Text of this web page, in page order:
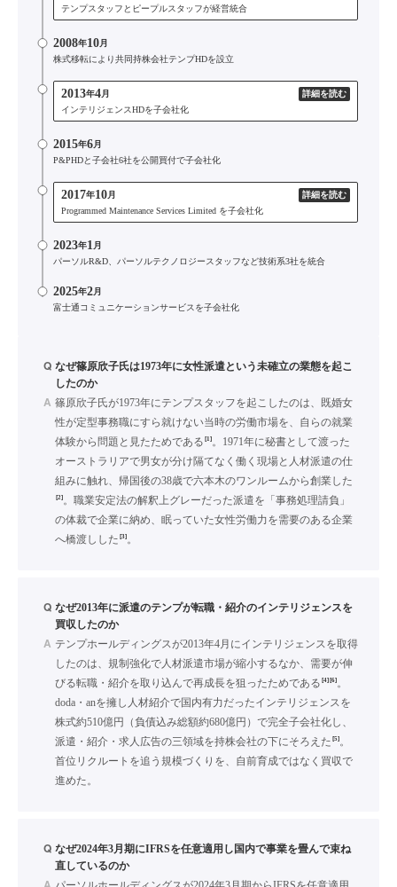
テンプスタッフとピープルスタッフが経営統合
2008年10月
株式移転により共同持株会社テンプHDを設立
2013年4月
詳細を読む
インテリジェンスHDを子会社化
2015年6月
P&PHDと子会社6社を公開買付で子会社化
2017年10月
詳細を読む
Programmed Maintenance Services Limited を子会社化
2023年1月
パーソルR&D、パーソルテクノロジースタッフなど技術系3社を統合
2025年2月
富士通コミュニケーションサービスを子会社化
Q なぜ篠原欣子氏は1973年に女性派遣という未確立の業態を起こ
したのか
A 篠原欣子氏が1973年にテンプスタッフを起こしたのは、既婚女
性が定型事務職にすら就けない当時の労働市場を、自らの就業
体験から問題と見たためである [1]。1971年に秘書として渡った
オーストラリアで男女が分け隔てなく働く現場と人材派遣の仕
組みに触れ、帰国後の38歳で六本木のワンルームから創業した
[2]。職業安定法の解釈上グレーだった派遣を「事務処理請負」
の体裁で企業に納め、眠っていた女性労働力を需要のある企業
へ橋渡しした [3]。
Q なぜ2013年に派遣のテンプが転職・紹介のインテリジェンスを
買収したのか
A テンプホールディングスが2013年4月にインテリジェンスを取得
したのは、規制強化で人材派遣市場が縮小するなか、需要が伸
びる転職・紹介を取り込んで再成長を狙ったためである [4][6]。
doda・anを擁し人材紹介で国内有力だったインテリジェンスを
株式約510億円（負債込み総額約680億円）で完全子会社化し、
派遣・紹介・求人広告の三領域を持株会社の下にそろえた [5]。
首位リクルートを追う規模づくりを、自前育成ではなく買収で
進めた。
Q なぜ2024年3月期にIFRSを任意適用し国内で事業を畳んで束ね
直しているのか